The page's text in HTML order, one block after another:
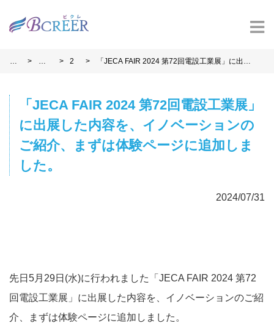
ホ
>
お
>
2
>
「JECA FAIR 2024 第72回電設工業展」に出展
「JECA FAIR 2024 第72回電設工業展」
に出展した内容を、 イノベーションの
ご紹介、まずは体験ページに追加しま
した。
2024/07/31
先日5月29日(水)に行われました「JECA FAIR 2024 第72
回電設工業展」に出展した内容を、イノベーションのご紹
介、まずは体験ページに追加しました。